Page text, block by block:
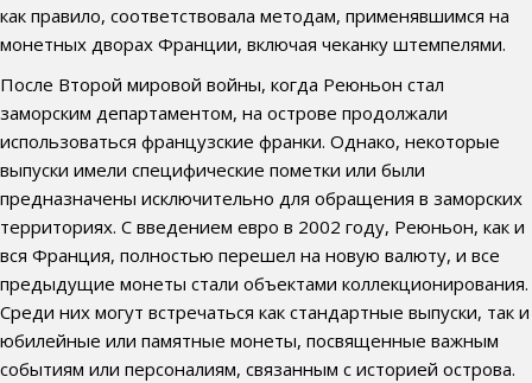
как правило, соответствовала методам, применявшимся на
монетных дворах Франции, включая чеканку штемпелями.
После Второй мировой войны, когда Реюньон стал
заморским департаментом, на острове продолжали
использоваться французские франки. Однако, некоторые
выпуски имели специфические пометки или были
предназначены исключительно для обращения в заморских
территориях. С введением евро в 2002 году, Реюньон, как и
вся Франция, полностью перешел на новую валюту, и все
предыдущие монеты стали объектами коллекционирования.
Среди них могут встречаться как стандартные выпуски, так и
юбилейные или памятные монеты, посвященные важным
событиям или персоналиям, связанным с историей острова.